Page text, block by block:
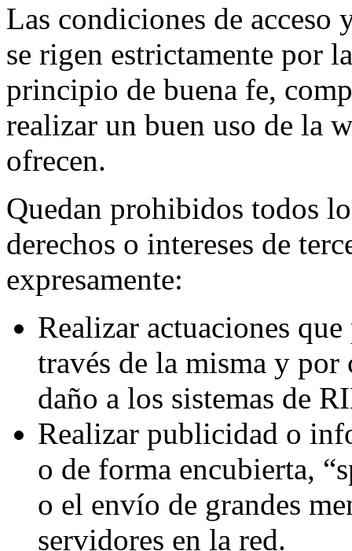
Las condiciones de acceso
se rigen estrictamente por
principio de buena fe,
realizar un buen uso de la
ofrecen.
Quedan prohibidos todos
derechos o intereses de
expresamente:
Realizar actuaciones
través de la misma y
daño a los sistemas de
Realizar publicidad o
o de forma encubierta,
o el envío de grandes
servidores en la red.